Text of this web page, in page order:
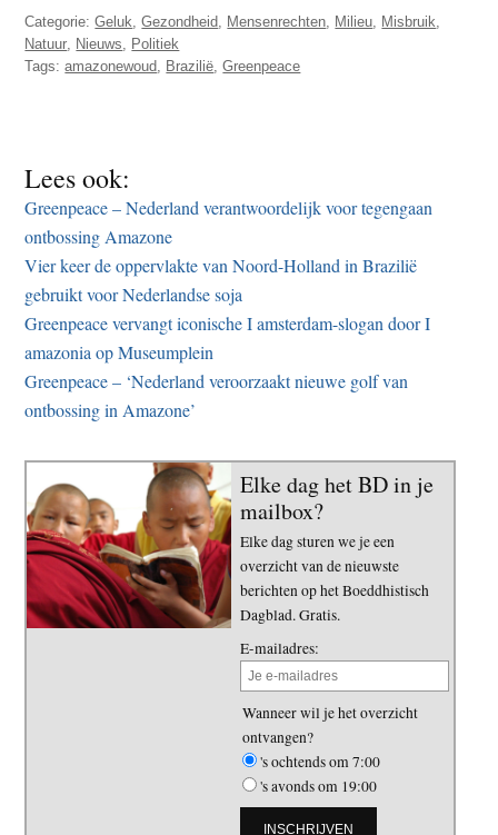
Categorie:Geluk,Gezondheid, Mensenrechten, Milieu, Misbruik,
Natuur, Nieuws, Politiek
Tags:amazonewoud, Brazilië,Greenpeace
Lees ook:
Greenpeace – Nederland verantwoordelijk voor tegengaan
ontbossing Amazone
Vier keer de oppervlakte van Noord-Holland in Brazilië
gebruikt voor Nederlandse soja
Greenpeace vervangt iconische I amsterdam-slogan door I
amazonia op Museumplein
Greenpeace – ‘Nederland veroorzaakt nieuwe golf van
ontbossing in Amazone’
Elke dag het BD in je
mailbox?
Elke dag sturen we je een
overzicht van de nieuwste
berichten op het Boeddhistisch
Dagblad. Gratis.
E-mailadres:
Wanneer wil je het overzicht
ontvangen?
's ochtends om 7:00
's avonds om 19:00